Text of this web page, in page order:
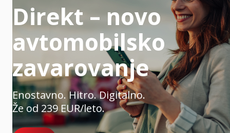
Direkt – novo
avtomobilsko
zavarovanje
Enostavno. Hitro. Digitalno.
Že od 239 EUR/leto.